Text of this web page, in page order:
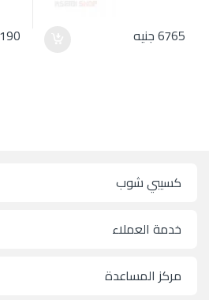
6765جنيه
كسيبي شوب
خدمة العملاء
مركز المساعدة